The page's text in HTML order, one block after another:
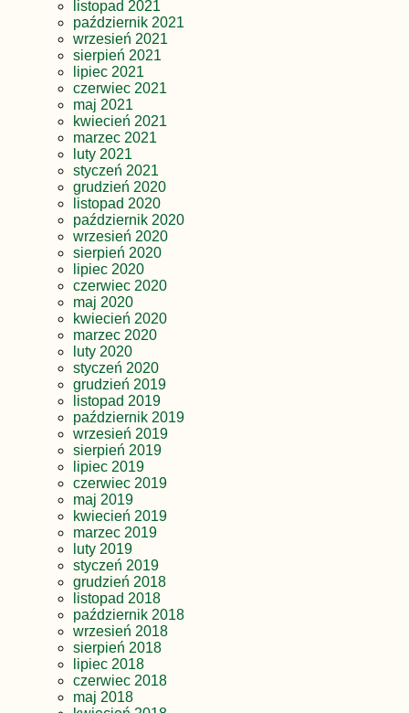
listopad 2021
październik 2021
wrzesień 2021
sierpień 2021
lipiec 2021
czerwiec 2021
maj 2021
kwiecień 2021
marzec 2021
luty 2021
styczeń 2021
grudzień 2020
listopad 2020
październik 2020
wrzesień 2020
sierpień 2020
lipiec 2020
czerwiec 2020
maj 2020
kwiecień 2020
marzec 2020
luty 2020
styczeń 2020
grudzień 2019
listopad 2019
październik 2019
wrzesień 2019
sierpień 2019
lipiec 2019
czerwiec 2019
maj 2019
kwiecień 2019
marzec 2019
luty 2019
styczeń 2019
grudzień 2018
listopad 2018
październik 2018
wrzesień 2018
sierpień 2018
lipiec 2018
czerwiec 2018
maj 2018